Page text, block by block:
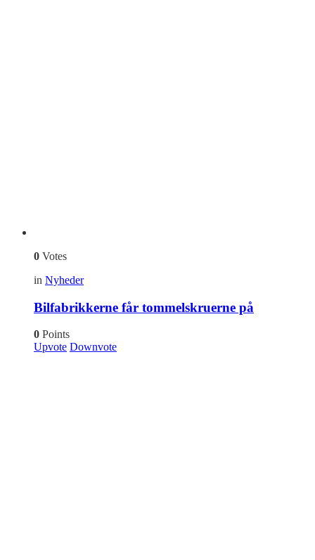
0 Votes
in Nyheder
Bilfabrikkerne får tommelskruerne på
0 Points
Upvote Downvote